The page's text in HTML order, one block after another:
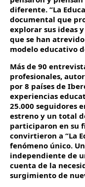
diferente. “La
documental que
explorar sus ideas
que se han
modelo educativo
Más de 90
profesionales,
por 8 países de
experiencias
25.000 seguidores
estreno y un total
participaron en su
convirtieron a “La
fenómeno único.
independiente de
cuenta de la
surgimiento de